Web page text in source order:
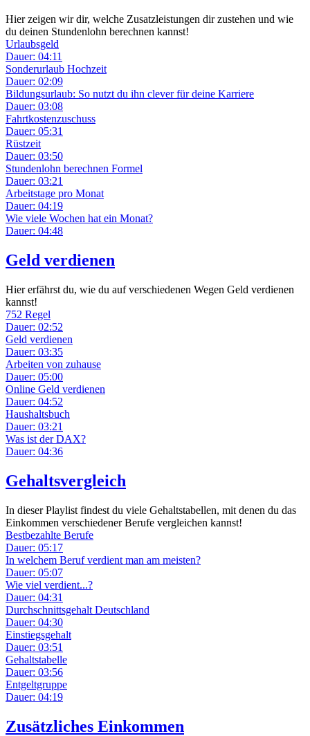
Hier zeigen wir dir, welche Zusatzleistungen dir zustehen und wie
du deinen Stundenlohn berechnen kannst!
Urlaubsgeld
Dauer: 04:11
Sonderurlaub Hochzeit
Dauer: 02:09
Bildungsurlaub: So nutzt du ihn clever für deine Karriere
Dauer: 03:08
Fahrtkostenzuschuss
Dauer: 05:31
Rüstzeit
Dauer: 03:50
Stundenlohn berechnen Formel
Dauer: 03:21
Arbeitstage pro Monat
Dauer: 04:19
Wie viele Wochen hat ein Monat?
Dauer: 04:48
Geld verdienen
Hier erfährst du, wie du auf verschiedenen Wegen Geld verdienen
kannst!
752 Regel
Dauer: 02:52
Geld verdienen
Dauer: 03:35
Arbeiten von zuhause
Dauer: 05:00
Online Geld verdienen
Dauer: 04:52
Haushaltsbuch
Dauer: 03:21
Was ist der DAX?
Dauer: 04:36
Gehaltsvergleich
In dieser Playlist findest du viele Gehaltstabellen, mit denen du das
Einkommen verschiedener Berufe vergleichen kannst!
Bestbezahlte Berufe
Dauer: 05:17
In welchem Beruf verdient man am meisten?
Dauer: 05:07
Wie viel verdient...?
Dauer: 04:31
Durchschnittsgehalt Deutschland
Dauer: 04:30
Einstiegsgehalt
Dauer: 03:51
Gehaltstabelle
Dauer: 03:56
Entgeltgruppe
Dauer: 04:19
Zusätzliches Einkommen